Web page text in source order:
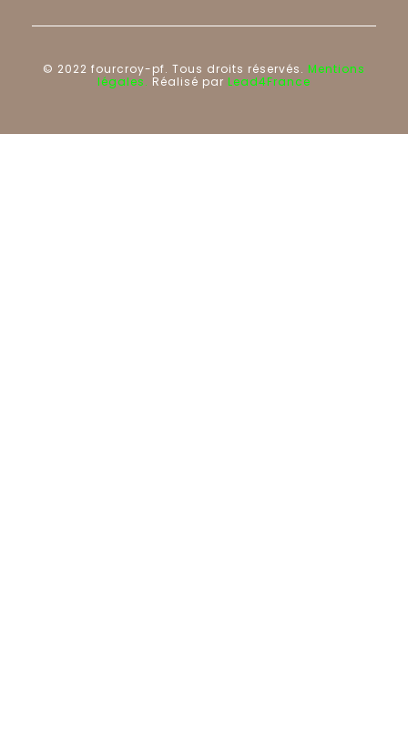
© 2022 fourcroy-pf. Tous droits réservés. Mentions
légales. Réalisé par Lead4France